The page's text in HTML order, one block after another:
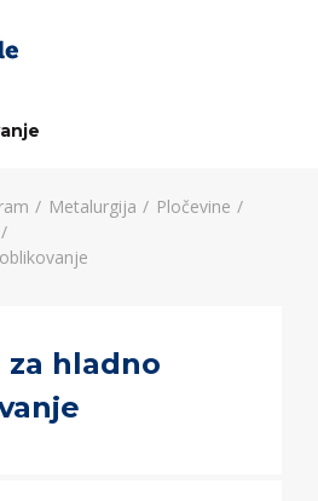
Metalurgija
Pločevine
za hladno